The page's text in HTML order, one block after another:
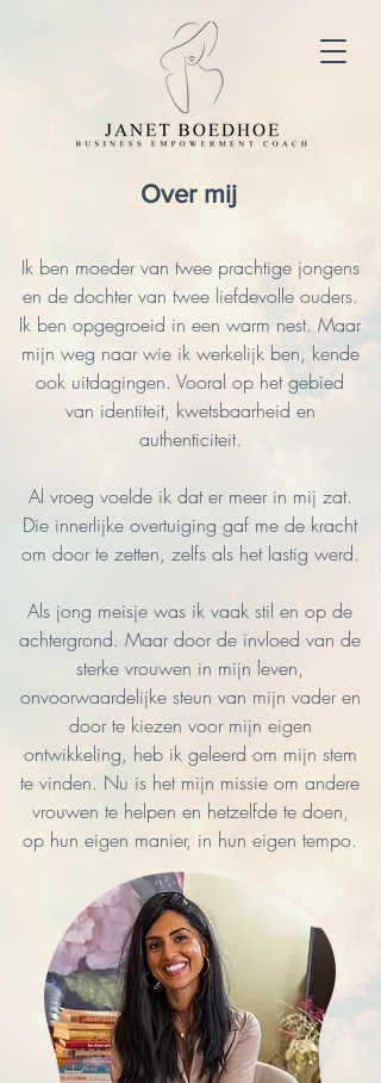
Over mij
Ik ben moeder van twee prachtige jongens
en de dochter van twee liefdevolle ouders.
Ik ben opgegroeid in een warm nest. Maar
mijn weg naar wie ik werkelijk ben, kende
ook uitdagingen. Vooral op het gebied
van identiteit, kwetsbaarheid en
authenticiteit.
Al vroeg voelde ik dat er meer in mij zat.
Die innerlijke overtuiging gaf me de kracht
om door te zetten, zelfs als het lastig werd.
Als jong meisje was ik vaak stil en op de
achtergrond. Maar door de invloed van de
sterke vrouwen in mijn leven,
onvoorwaardelijke steun van mijn vader en
door te kiezen voor mijn eigen
ontwikkeling, heb ik geleerd om mijn stem
te vinden. Nu is het mijn missie om andere
vrouwen te helpen en hetzelfde te doen,
op hun eigen manier, in hun eigen tempo.